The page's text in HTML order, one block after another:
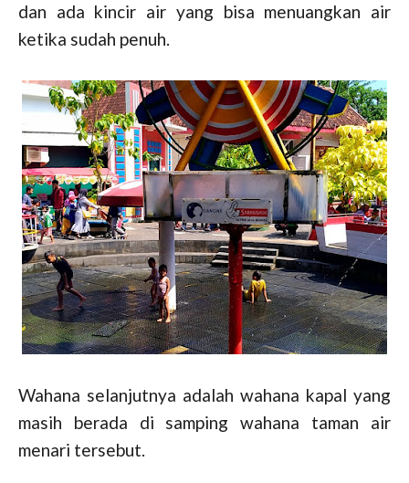
dan ada kincir air yang bisa menuangkan air
ketika sudah penuh.
Wahana selanjutnya adalah wahana kapal yang
masih berada di samping wahana taman air
menari tersebut.